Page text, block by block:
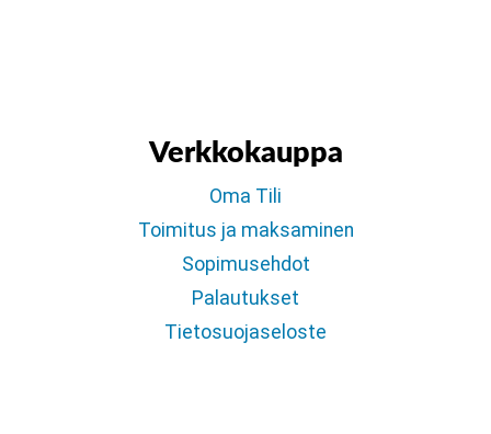
Verkkokauppa
Oma Tili
Toimitus ja maksaminen
Sopimusehdot
Palautukset
Tietosuojaseloste